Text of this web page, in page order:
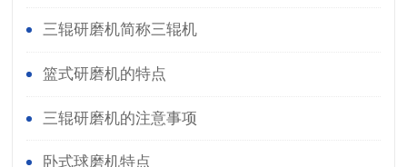
三辊研磨机简称三辊机
篮式研磨机的特点
三辊研磨机的注意事项
卧式球磨机特点